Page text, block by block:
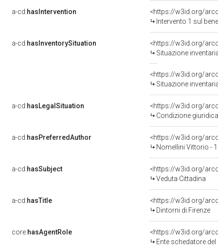
a-cd:hasIntervention
<https://w3id.org/
Intervento 1 sul
a-cd:hasInventorySituation
<https://w3id.org/
Situazione
<https://w3id.org/
Situazione
a-cd:hasLegalSituation
<https://w3id.org/
Condizione
a-cd:hasPreferredAuthor
<https://w3id.org/
Nomellini Vittorio -
a-cd:hasSubject
<https://w3id.org/
Veduta Cittadina
a-cd:hasTitle
<https://w3id.org/
Dintorni di Firenze
core:hasAgentRole
<https://w3id.org/
Ente schedatore del